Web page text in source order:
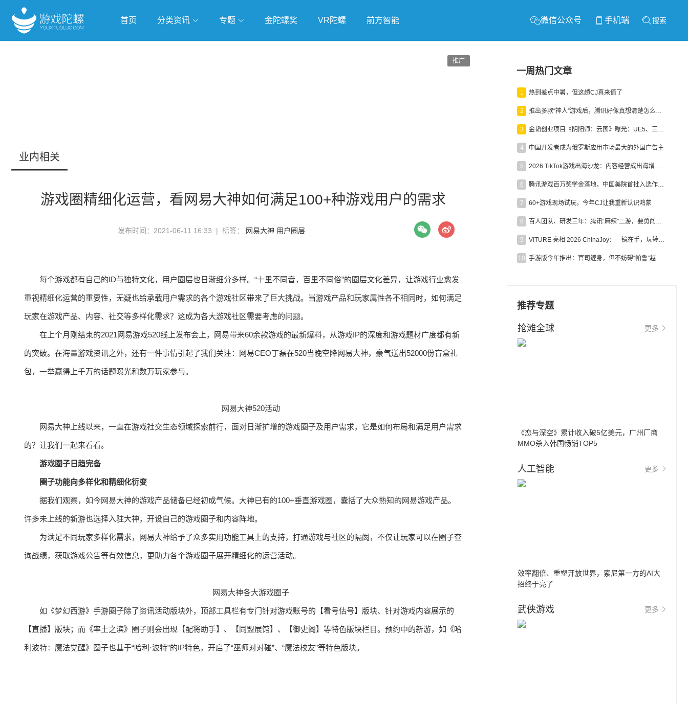
首页 分类资讯 专题 金陀螺奖 VR陀螺 前方智能 微信公众号 手机端 搜索
推广
业内相关
游戏圈精细化运营，看网易大神如何满足100+种游戏用户的需求
发布时间：2021-06-11 16:33 | 标签： 网易大神 用户圈层
每个游戏都有自己的ID与独特文化，用户圈层也日渐细分多样。“十里不同音，百里不同俗”的圈层文化差异，让游戏行业愈发
重视精细化运营的重要性，无疑也给承载用户需求的各个游戏社区带来了巨大挑战。当游戏产品和玩家属性各不相同时，如何满足
玩家在游戏产品、内容、社交等多样化需求？这成为各大游戏社区需要考虑的问题。
在上个月刚结束的2021网易游戏520线上发布会上，网易带来60余款游戏的最新爆料，从游戏IP的深度和游戏题材广度都有新
的突破。在海量游戏资讯之外，还有一件事情引起了我们关注：网易CEO丁磊在520当晚空降网易大神，豪气送出52000份盲盒礼
包，一举赢得上千万的话题曝光和数万玩家参与。
网易大神520活动
网易大神上线以来，一直在游戏社交生态领域探索前行，面对日渐扩增的游戏圈子及用户需求，它是如何布局和满足用户需求
的？让我们一起来看看。
游戏圈子日趋完备
圈子功能向多样化和精细化衍变
据我们观察，如今网易大神的游戏产品储备已经初成气候。大神已有的100+垂直游戏圈，囊括了大众熟知的网易游戏产品。
许多未上线的新游也选择入驻大神，开设自己的游戏圈子和内容阵地。
为满足不同玩家多样化需求，网易大神给予了众多实用功能工具上的支持，打通游戏与社区的隔阂，不仅让玩家可以在圈子查
询战绩，获取游戏公告等有效信息，更助力各个游戏圈子展开精细化的运营活动。
网易大神各大游戏圈子
如《梦幻西游》手游圈子除了资讯活动版块外，顶部工具栏有专门针对游戏账号的【看号估号】版块、针对游戏内容展示的
【直播】版块；而《率土之滨》圈子则会出现【配将助手】、【同盟展馆】、【御史阁】等特色版块栏目。预约中的新游，如《哈
利波特：魔法觉醒》圈子也基于“哈利·波特”的IP特色，开启了“巫师对对碰”、“魔法校友”等特色版块。
一周热门文章
1 热到差点中暑，但这趟CJ真来值了
2 推出多款“神人”游戏后，腾讯好像真想清楚怎么做二次元了
3 金韬创业项目《阴阳师：云图》曝光：UE5、三端互通、ARPG
4 中国开发者成为俄罗斯应用市场最大的外国广告主
5 2026 TikTok游戏出海沙龙：内容经营成出海增长新引擎
6 腾讯游戏百万奖学金落地，中国美院首批入选作品获业内关注
7 60+游戏现场试玩，今年CJ让我重新认识鸿蒙
8 百人团队、研发三年：腾讯“麻辣”二游，要勇闯男性恋爱市场
9 VITURE 亮相 2026 ChinaJoy：一镜在手，玩转全场！
10 手游版今年推出：官司缠身，但不妨碍“帕鲁”越来越火
推荐专题
抢滩全球 更多
《恋与深空》累计收入破5亿美元，广州厂商
MMO杀入韩国畅销TOP5
人工智能 更多
效率翻倍、重塑开放世界，索尼第一方的AI大
招终于亮了
武侠游戏 更多